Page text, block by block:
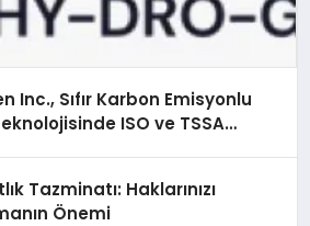
Inc., Sıfır Karbon Emisyonlu
ISO ve TSSA
Tazminatı: Haklarınızı
Önemi